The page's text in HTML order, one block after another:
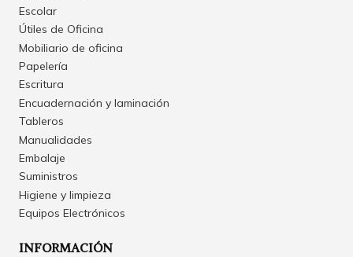
Escolar
Útiles de Oficina
Mobiliario de oficina
Papelería
Escritura
Encuadernación y laminación
Tableros
Manualidades
Embalaje
Suministros
Higiene y limpieza
Equipos Electrónicos
INFORMACIÓN